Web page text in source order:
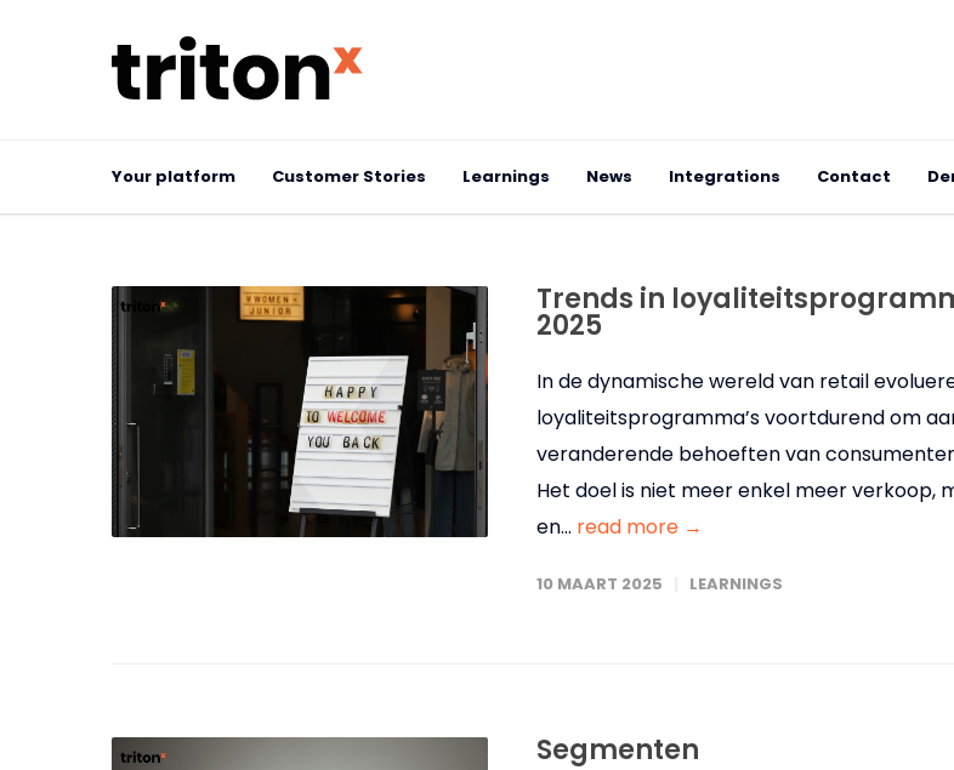
Your platform Customer Stories Learnings News Integrations Contact
Trends in
2025
In de dynamische wereld van retail
loyaliteitsprogramma’s voortdurend om
veranderende behoeften van
Het doel is niet meer enkel meer verkoop,
en... read more →
10 MAART 2025 LEARNINGS
Segmenten